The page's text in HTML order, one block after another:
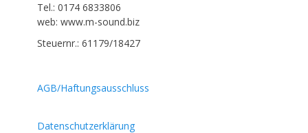
Tel.: 0174 6833806
web: www.m-sound.biz
Steuernr.: 61179/18427
AGB/Haftungsausschluss
Datenschutzerklärung